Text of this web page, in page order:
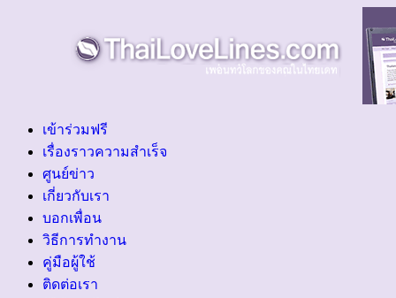
เข้าร่วมฟรี
เรื่องราวความสำเร็จ
ศูนย์ข่าว
เกี่ยวกับเรา
บอกเพื่อน
วิธีการทำงาน
คู่มือผู้ใช้
ติดต่อเรา